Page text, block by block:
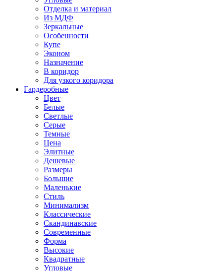
Отделка и материал
Из МДФ
Зеркальные
Особенности
Купе
Эконом
Назначение
В коридор
Для узкого коридора
Гардеробные
Цвет
Белые
Светлые
Серые
Темные
Цена
Элитные
Дешевые
Размеры
Большие
Маленькие
Стиль
Минимализм
Классические
Скандинавские
Современные
Форма
Высокие
Квадратные
Угловые